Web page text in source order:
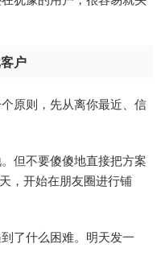
户
原则，先从离你最近、信
但不要傻傻地直接把方案
，开始在朋友圈进行铺
了什么困难。明天发一